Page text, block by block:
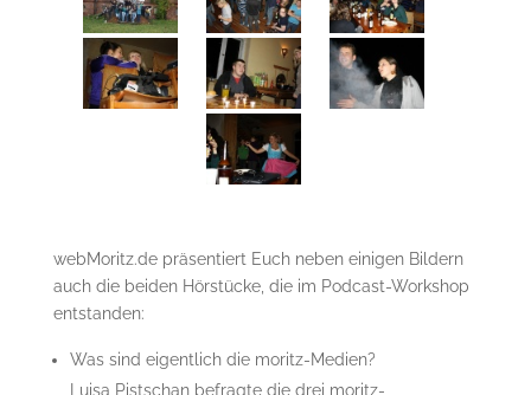
webMoritz.de präsentiert Euch neben einigen Bildern
auch die beiden Hörstücke, die im Podcast-Workshop
entstanden:
Was sind eigentlich die moritz-Medien?
Luisa Pistschan befragte die drei moritz-